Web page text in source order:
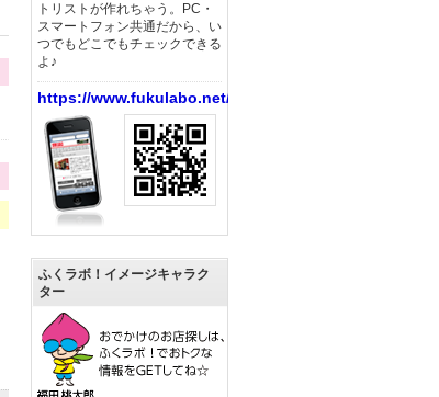
トリストが作れちゃう。PC・
スマートフォン共通だから、い
つでもどこでもチェックできる
よ♪
https://www.fukulabo.net/
ふくラボ！イメージキャラク
ター